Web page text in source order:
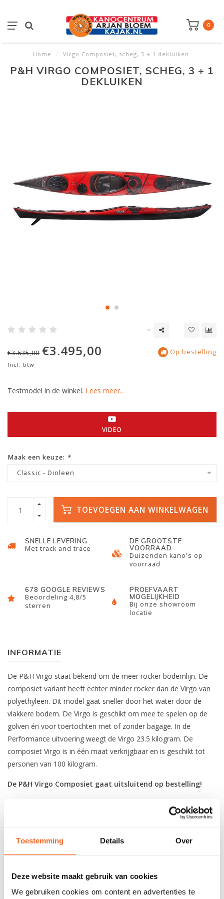
Toestemming Details Over
Deze website maakt gebruik van cookies
We gebruiken cookies om content en advertenties te
0
Home / Virgo Composiet, scheg, 3 + 1 dekluiken
P&H VIRGO COMPOSIET, SCHEG, 3 + 1
DEKLUIKEN
€3.635,00 €3.495,00
Incl. btw
Op bestelling
Testmodel in de winkel. Lees meer..
VIDEO
Maak een keuze: *
Classic - Dioleen
TOEVOEGEN AAN WINKELWAGEN
SNELLE LEVERING
Met track and trace
DE GROOTSTE
VOORRAAD
Duizenden kano's op
voorraad
678 GOOGLE REVIEWS
Beoordeling 4,8/5
sterren
PROEFVAART
MOGELIJKHEID
Bij onze showroom
locatie
INFORMATIE
De P&H Virgo staat bekend om de meer rocker bodemlijn. De
composiet variant heeft echter minder rocker dan de Virgo van
polyethyleen. Dit model gaat sneller door het water door de
vlakkere bodem. De Virgo is geschikt om mee te spelen op de
golven én voor toertochten met of zonder bagage. In de
Performance uitvoering weegt de Virgo 23.5 kilogram. De
composiet Virgo is in één maat verkrijgbaar en is geschikt tot
personen van 100 kilogram.
De P&H Virgo Composiet gaat uitsluitend op bestelling!
Show-testmodel in de winkel, proefvaart mogelijk.
Classis - Dioleen (circa 24.5 kg)
Performance - Kevlar/Dioleen (circa 23.5 kg)
Bodem: Kevlar Dioleen Sandiwch